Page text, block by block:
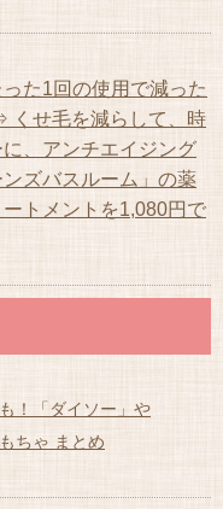
た1回の使用で減った
くせ毛を減らして、時
、アンチエイジング
ズバスルーム」の薬
トメントを1,080円で
！「ダイソー」や
ちゃ まとめ